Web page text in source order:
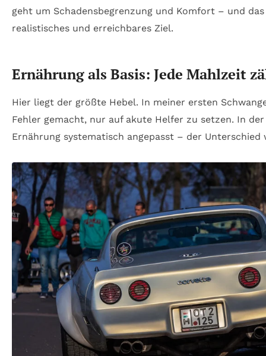
geht um Schadensbegrenzung und Komfort – und
realistisches und erreichbares Ziel.
Ernährung als Basis: Jede Mahlzeit
Hier liegt der größte Hebel. In meiner ersten
Fehler gemacht, nur auf akute Helfer zu setzen. In
Ernährung systematisch angepasst – der Unterschied